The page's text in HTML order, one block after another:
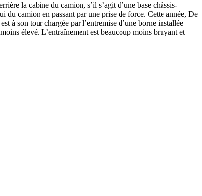
la cabine du camion, s’il s’agit d’une base châssis-
du camion en passant par une prise de force. Cette année, De
à son tour chargée par l’entremise d’une borne installée
élevé. L’entraînement est beaucoup moins bruyant et